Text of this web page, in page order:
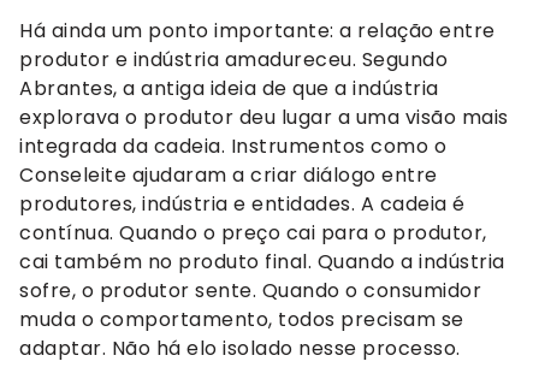
Há ainda um ponto importante: a relação entre
produtor e indústria amadureceu. Segundo
Abrantes, a antiga ideia de que a indústria
explorava o produtor deu lugar a uma visão mais
integrada da cadeia. Instrumentos como o
Conseleite ajudaram a criar diálogo entre
produtores, indústria e entidades. A cadeia é
contínua. Quando o preço cai para o produtor,
cai também no produto final. Quando a indústria
sofre, o produtor sente. Quando o consumidor
muda o comportamento, todos precisam se
adaptar. Não há elo isolado nesse processo.